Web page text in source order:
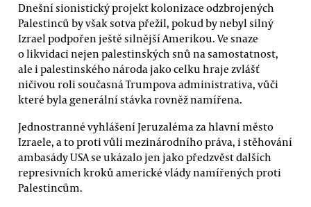
Dnešní sionistický projekt kolonizace odzbrojených
Palestinců by však sotva přežil, pokud by nebyl silný
Izrael podpořen ještě silnější Amerikou. Ve snaze
o likvidaci nejen palestinských snů na samostatnost,
ale i palestinského národa jako celku hraje zvlášť
ničivou roli současná Trumpova administrativa, vůči
které byla generální stávka rovněž namířena.
Jednostranné vyhlášení Jeruzaléma za hlavní město
Izraele, a to proti vůli mezinárodního práva, i stěhování
ambasády USA se ukázalo jen jako předzvěst dalších
represivních kroků americké vlády namířených proti
Palestincům.